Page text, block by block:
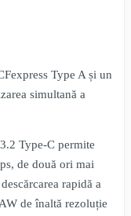
Type A și un
simultană a
Type-C permite
de două ori mai
rapidă a
de înaltă rezoluție